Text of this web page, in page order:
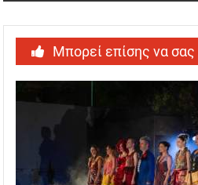
Μπορεί επίσης να